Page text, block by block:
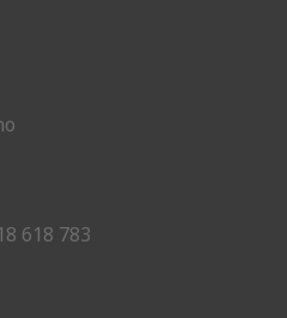
618 783